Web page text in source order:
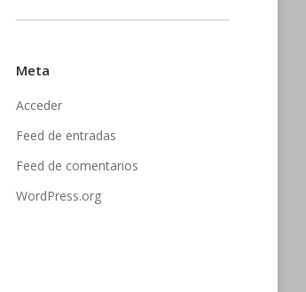
Meta
Acceder
Feed de entradas
Feed de comentarios
WordPress.org